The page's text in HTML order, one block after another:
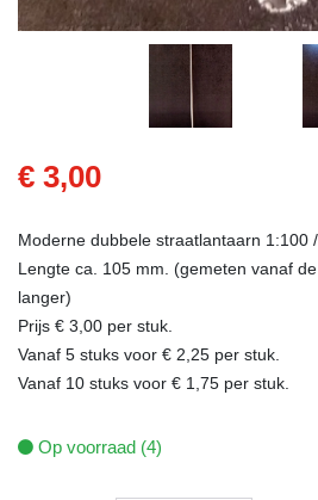
€ 3,00
Moderne dubbele straatlantaarn 1:100
Lengte ca. 105 mm. (gemeten vanaf
langer)
Prijs € 3,00 per stuk.
Vanaf 5 stuks voor € 2,25 per stuk.
Vanaf 10 stuks voor € 1,75 per stuk.
Op voorraad (4)